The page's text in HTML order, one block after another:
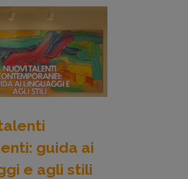
guida ai
e agli stili